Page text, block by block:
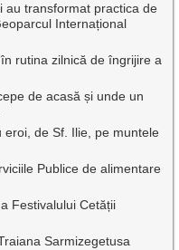
au transformat practica de
Internațional
rutina zilnică de îngrijire a
de acasă și unde un
de Sf. Ilie, pe muntele
Publice de alimentare
Festivalului Cetății
Sarmizegetusa